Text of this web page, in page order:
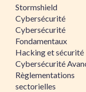
Stormshield
Cybersécurité
Cybersécurité
Fondamentaux
Hacking et sécurité
Cybersécurité
Règlementations
sectorielles